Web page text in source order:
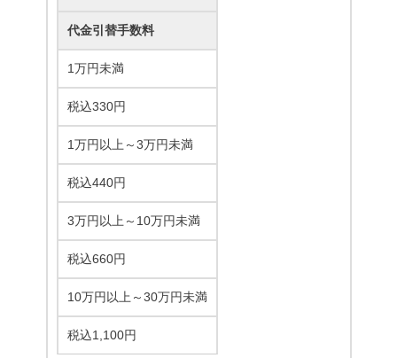
代金引替手数料
1万円未満
税込330円
1万円以上～3万円未満
税込440円
3万円以上～10万円未満
税込660円
10万円以上～30万円未満
税込1,100円